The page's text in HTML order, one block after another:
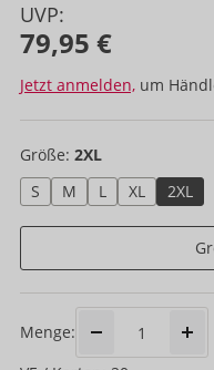
UVP:
79,95 €
Jetzt anmelden, um
Größe: 2XL
S
M L XL 2XL
Menge: